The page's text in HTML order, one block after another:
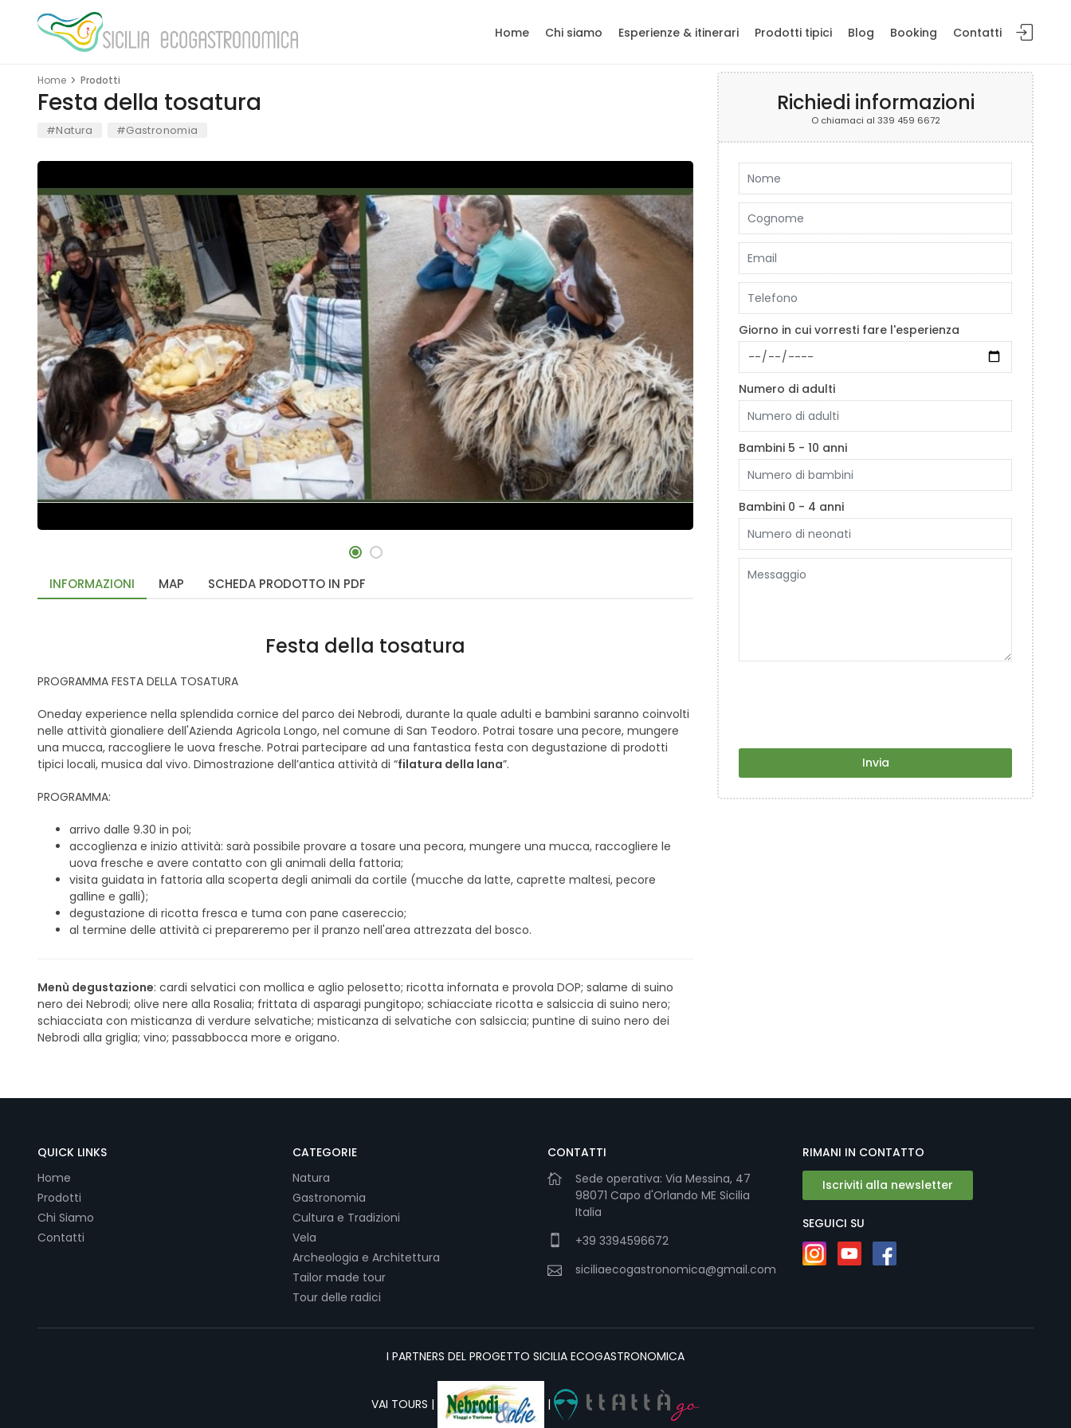
Home Chi siamo Esperienze & itinerari Prodotti tipici Blog Booking Contatti
Home Prodotti
Festa della tosatura
#Natura #Gastronomia
INFORMAZIONI MAP SCHEDA PRODOTTO IN PDF
Festa della tosatura
PROGRAMMA FESTA DELLA TOSATURA
Oneday experience nella splendida cornice del parco dei Nebrodi, durante la quale adulti e bambini saranno coinvolti
nelle attività gionaliere dell'Azienda Agricola Longo, nel comune di San Teodoro. Potrai tosare una pecore, mungere
una mucca, raccogliere le uova fresche. Potrai partecipare ad una fantastica festa con degustazione di prodotti
tipici locali, musica dal vivo. Dimostrazione dell’antica attività di “filatura della lana”.
PROGRAMMA:
arrivo dalle 9.30 in poi;
accoglienza e inizio attività: sarà possibile provare a tosare una pecora, mungere una mucca, raccogliere le
uova fresche e avere contatto con gli animali della fattoria;
visita guidata in fattoria alla scoperta degli animali da cortile (mucche da latte, caprette maltesi, pecore
galline e galli);
degustazione di ricotta fresca e tuma con pane casereccio;
al termine delle attività ci prepareremo per il pranzo nell'area attrezzata del bosco.
Menù degustazione: cardi selvatici con mollica e aglio pelosetto; ricotta infornata e provola DOP; salame di suino
nero dei Nebrodi; olive nere alla Rosalia; frittata di asparagi pungitopo; schiacciate ricotta e salsiccia di suino nero;
schiacciata con misticanza di verdure selvatiche; misticanza di selvatiche con salsiccia; puntine di suino nero dei
Nebrodi alla griglia; vino; passabbocca more e origano.
Richiedi informazioni
O chiamaci al 339 459 6672
Giorno in cui vorresti fare l'esperienza
Numero di adulti
Bambini 5 - 10 anni
Bambini 0 - 4 anni
QUICK LINKS
Home
Prodotti
Chi Siamo
Contatti
CATEGORIE
Natura
Gastronomia
Cultura e Tradizioni
Vela
Archeologia e Architettura
Tailor made tour
Tour delle radici
CONTATTI
Sede operativa: Via Messina, 47
98071 Capo d'Orlando ME Sicilia
Italia
+39 3394596672
siciliaecogastronomica@gmail.com
RIMANI IN CONTATTO
Iscriviti alla newsletter
SEGUICI SU
I PARTNERS DEL PROGETTO SICILIA ECOGASTRONOMICA
VAI TOURS | |